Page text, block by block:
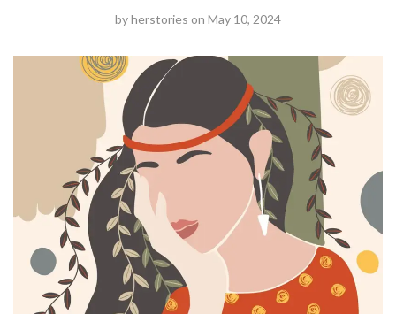
byherstories on May 10, 2024